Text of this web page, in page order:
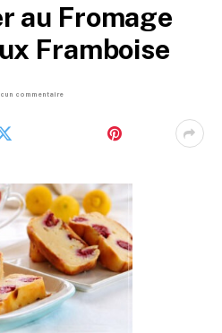
au Fromage
Framboise
commentaire